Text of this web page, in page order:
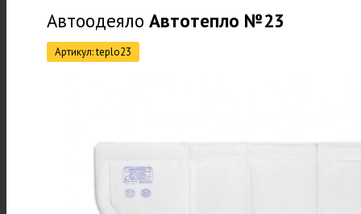
Автоодеяло Автотепло №23
Артикул: teplo23